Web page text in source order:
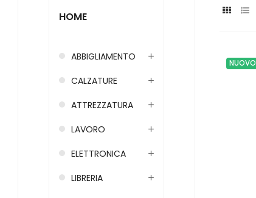
HOME
ABBIGLIAMENTO
CALZATURE
ATTREZZATURA
LAVORO
ELETTRONICA
LIBRERIA
NUOVO